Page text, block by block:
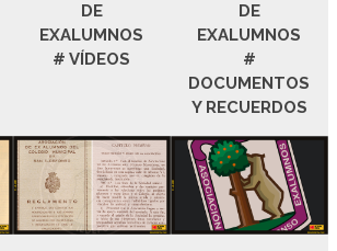
DE
EXALUMNOS
# VÍDEOS
DE
EXALUMNOS
#
DOCUMENTOS
Y RECUERDOS